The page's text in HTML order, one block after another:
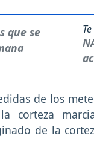
de los
corteza
de la